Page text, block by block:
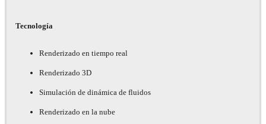
Tecnología
Renderizado en tiempo real
Renderizado 3D
Simulación de dinámica de fluidos
Renderizado en la nube